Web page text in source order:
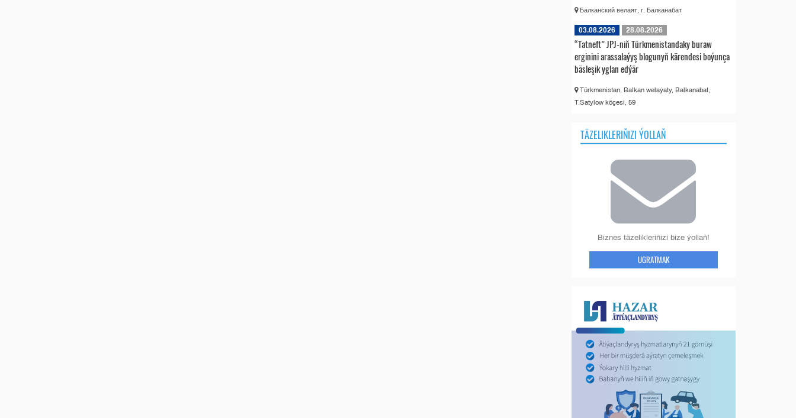
Балканский велаят, г. Балканабат
03.08.2026 28.08.2026
“Tatneft” JPJ-niň Türkmenistandaky buraw
erginini arassalaýyş blogunyň kärendesi boýunça
bäsleşik yglan edýär
Türkmenistan, Balkan welaýaty, Balkanabat,
T.Satylow köçesi, 59
TÄZELIKLERIŇIZI ÝOLLAŇ
Biznes täzelikleriňizi bize ýollaň!
UGRATMAK